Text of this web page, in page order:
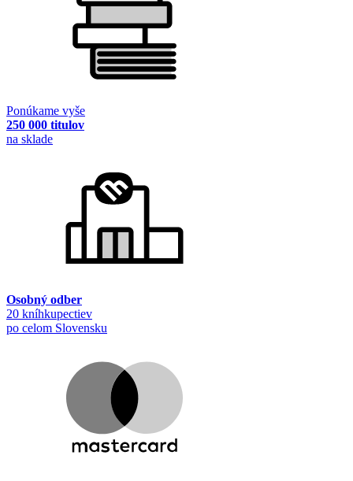
Ponúkame vyše
250 000 titulov
na sklade
Osobný odber
20 kníhkupectiev
po celom Slovensku